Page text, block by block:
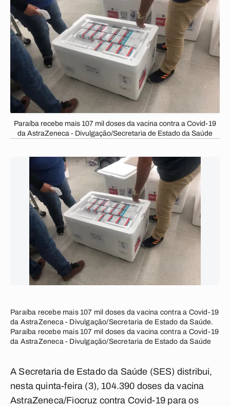
Paraíba recebe mais 107 mil doses da vacina contra a Covid-19
da AstraZeneca - Divulgação/Secretaria de Estado da Saúde
Paraíba recebe mais 107 mil doses da vacina contra a Covid-19
da AstraZeneca - Divulgação/Secretaria de Estado da Saúde.
Paraíba recebe mais 107 mil doses da vacina contra a Covid-19
da AstraZeneca - Divulgação/Secretaria de Estado da Saúde
A Secretaria de Estado da Saúde (SES) distribui,
nesta quinta-feira (3), 104.390 doses da vacina
AstraZeneca/Fiocruz contra Covid-19 para os